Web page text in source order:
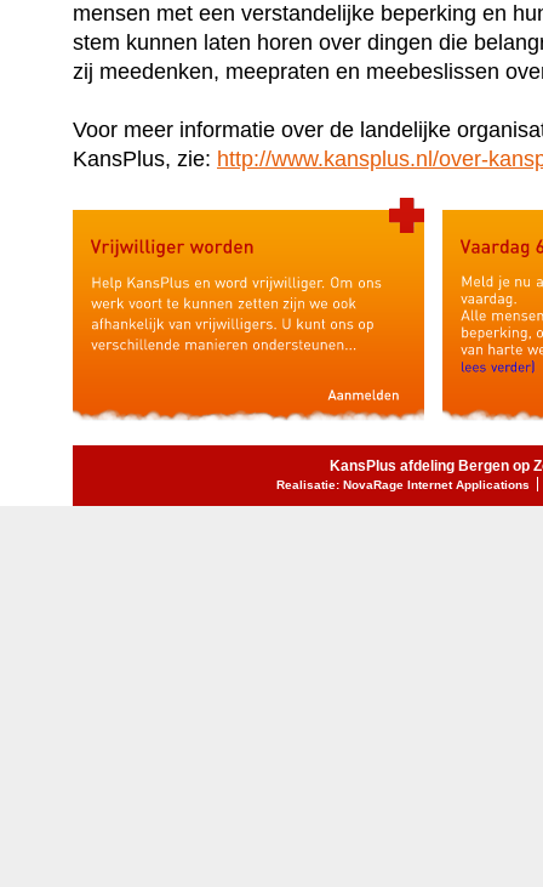
mensen met een verstandelijke beperking en
stem kunnen laten horen over dingen die
zij meedenken, meepraten en meebeslissen
Voor meer informatie over de landelijke
KansPlus, zie: http://www.kansplus.nl/over-
KansPlus afdeling Bergen op
Realisatie: NovaRage Internet Applications